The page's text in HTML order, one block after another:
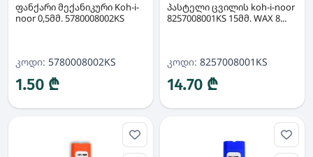
ფანქარი მექანიკური Koh-i-
noor 0,5მმ. 5780008002KS
კოდი: 5780008002KS
1.50 ₾
პასტელი ცვილის koh-i-noor
8257008001KS 15მმ. WAX 8...
კოდი: 8257008001KS
14.70 ₾